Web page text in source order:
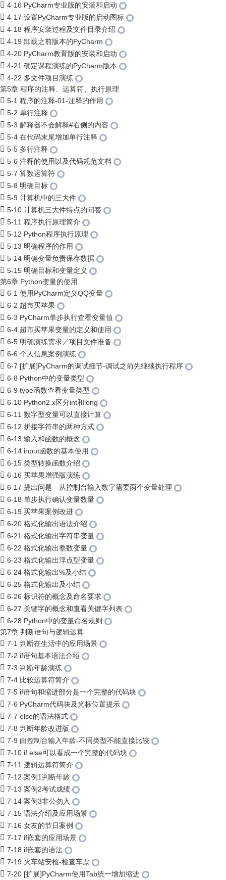
4-16 PyCharm专业版的安装和启动
4-17 设置PyCharm专业版的启动图标
4-18 程序安装过程及文件目录介绍
4-19 卸载之前版本的PyCharm
4-20 PyCharm教育版的安装和启动
4-21 确定课程演练的PyCharm版本
4-22 多文件项目演练
第5章 程序的注释、运算符、执行原理
5-1 程序的注释-01-注释的作用
5-2 单行注释
5-3 解释器不会解释#右侧的内容
5-4 在代码末尾增加单行注释
5-5 多行注释
5-6 注释的使用以及代码规范文档
5-7 算数运算符
5-8 明确目标
5-9 计算机中的三大件
5-10 计算机三大件特点的问答
5-11 程序执行原理简介
5-12 Python程序执行原理
5-13 明确程序的作用
5-14 明确变量负责保存数据
5-15 明确目标和变量定义
第6章 Python变量的使用
6-1 使用PyCharm定义QQ变量
6-2 超市买苹果
6-3 PyCharm单步执行查看变量值
6-4 超市买苹果变量的定义和使用
6-5 明确演练需求／项目文件准备
6-6 个人信息案例演练
6-7 [扩展]PyCharm的调试细节-调试之前先继续执行程序
6-8 Python中的变量类型
6-9 type函数查看变量类型
6-10 Python2.x区分int和long
6-11 数字型变量可以直接计算
6-12 拼接字符串的两种方式
6-13 输入和函数的概念
6-14 input函数的基本使用
6-15 类型转换函数介绍
6-16 买苹果增强版演练
6-17 提出问题—从控制台输入数字需要两个变量处理
6-18 单步执行确认变量数量
6-19 买苹果案例改进
6-20 格式化输出语法介绍
6-21 格式化输出字符串变量
6-22 格式化输出整数变量
6-23 格式化输出浮点型变量
6-24 格式化输出%及小结
6-25 格式化输出及小结
6-26 标识符的概念及命名要求
6-27 关键字的概念和查看关键字列表
6-28 Python中的变量命名规则
第7章 判断语句与逻辑运算
7-1 判断在生活中的应用场景
7-2 if语句基本语法介绍
7-3 判断年龄演练
7-4 比较运算符简介
7-5 if语句和缩进部分是一个完整的代码块
7-6 PyCharm代码块及光标位置提示
7-7 else的语法格式
7-8 判断年龄改进版
7-9 由控制台输入年龄-不同类型不能直接比较
7-10 if else可以看成一个完整的代码块
7-11 逻辑运算符简介
7-12 案例1判断年龄
7-13 案例2考试成绩
7-14 案例3非公勿入
7-15 语法介绍及应用场景
7-16 女友的节日案例
7-17 if嵌套的应用场景
7-18 if嵌套的语法
7-19 火车站安检-检查车票
7-20 [扩展]PyCharm使用Tab统一增加缩进